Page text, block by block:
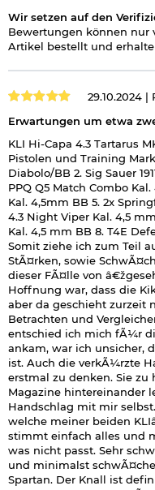
Wir setzen auf den
Bewertungen können nur
Artikel bestellt und
29.10.2024 |
Erwartungen um etwa
KLI Hi-Capa 4.3 Tartarus
Pistolen und Training
Diabolo/BB 2. Sig Sauer
PPQ Q5 Match Combo
Kal. 4,5mm BB 5. 2x
4.3 Night Viper Kal. 4,5
Kal. 4,5 mm BB 8. T4E
Somit ziehe ich zum Teil
StÃ¤rken, sowie
dieser FÃ¤lle von
Hoffnung war, dass die
aber da geschieht zurzeit
Betrachten und
entschied ich mich fÃ¼r
ankam, war ich unsicher,
ist. Auch die verkÃ¼rzte
erstmal zu denken. Sie
Magazine hintereinander
Handschlag mit mir
welche meiner beiden
stimmt einfach alles und
was nicht passt. Sehr
und minimalst
Spartan. Der Knall ist